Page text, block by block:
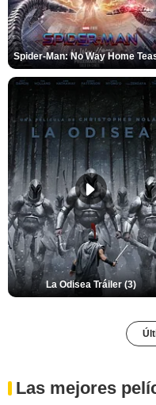
Spider-Man: No Way Home
La Odisea Tráiler (3)
Las mejores